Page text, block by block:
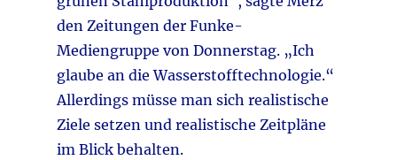
den Zeitungen der Funke-
Mediengruppe von Donnerstag. „Ich
glaube an die Wasserstofftechnologie.“
Allerdings müsse man sich realistische
Ziele setzen und realistische Zeitpläne
im Blick behalten.